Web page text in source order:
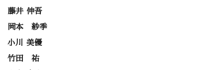
藤井 伸吾
岡本 紗季
小川 美優
竹田 祐